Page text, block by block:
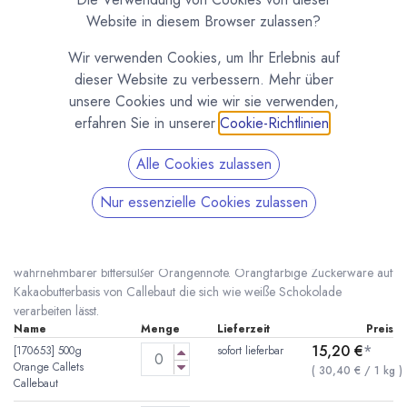
Orange Callets Callebaut
(0 Rezension)
wahrnehmbarer bittersüßer Orangennote. Orangfarbige Zuckerware auf
Kakaobutterbasis von Callebaut die sich wie weiße Schokolade
verarbeiten lässt.
Name Menge Lieferzeit
Preis
[170653] 500g
Orange Callets
Callebaut
sofort lieferbar 15,20 €*
( 30,40 € /1 kg )
Website in diesem Browser zulassen?
Wir verwenden Cookies, um Ihr Erlebnis auf
dieser Website zu verbessern. Mehr über
unsere Cookies und wie wir sie verwenden,
erfahren Sie in unserer Cookie-Richtlinien
Alle Cookies zulassen
Nur essenzielle Cookies zulassen